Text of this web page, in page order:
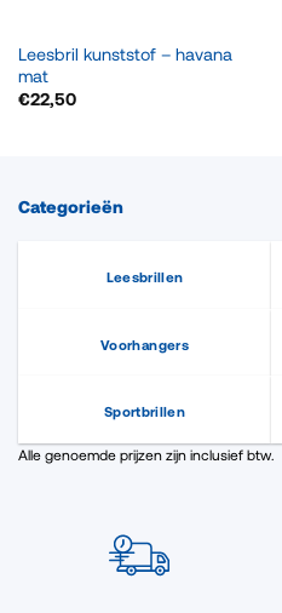
Leesbril kunststof – havana
mat
€22,50
Categorieën
Leesbrillen
Voorhangers
Sportbrillen
Alle genoemde prijzen zijn inclusief btw.